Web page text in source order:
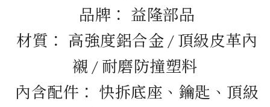
品牌： 益隆部品
材質： 高強度鋁合金 / 頂級皮革內
襯 / 耐磨防撞塑料
內含配件： 快拆底座、鑰匙、頂級